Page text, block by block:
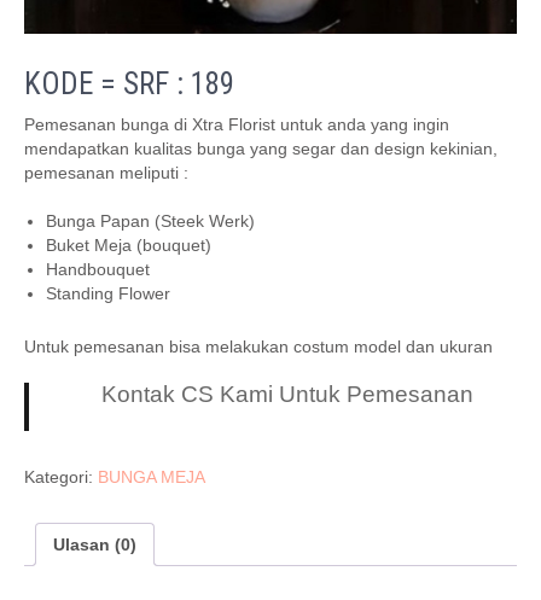
KODE = SRF : 189
Pemesanan bunga di Xtra Florist untuk anda yang ingin
mendapatkan kualitas bunga yang segar dan design kekinian,
pemesanan meliputi :
Bunga Papan (Steek Werk)
Buket Meja (bouquet)
Handbouquet
Standing Flower
Untuk pemesanan bisa melakukan costum model dan ukuran
Kontak CS Kami Untuk Pemesanan
Kategori: BUNGA MEJA
Ulasan (0)